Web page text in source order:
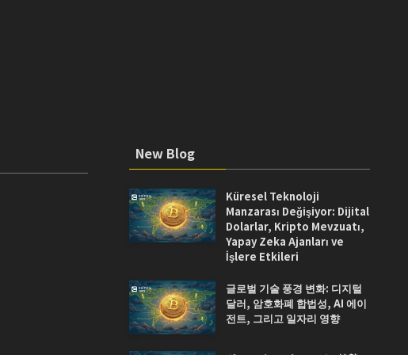
New Blog
Küresel Teknoloji
Manzarası Değişiyor: Dijital
Dolarlar, Kripto Mevzuatı,
Yapay Zeka Ajanları ve
İşlere Etkileri
글로벌 기술 풍경 변화: 디지털
달러, 암호화폐 합법성, AI 에이
전트, 그리고 일자리 영향